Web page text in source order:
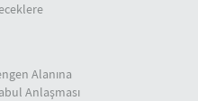
Alanına
Anlaşması